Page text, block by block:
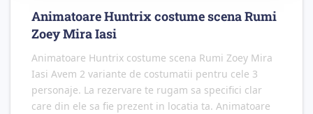
Animatoare Huntrix costume scena Rumi
Zoey Mira Iasi
Animatoare Huntrix costume scena Rumi Zoey Mira
Iasi Avem 2 variante de costumatii pentru cele 3
personaje. La rezervare te rugam sa specifici clar
care din ele sa fie prezent in locatia ta. Animatoare